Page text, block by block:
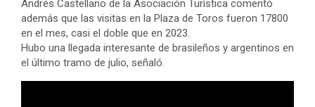
Andrés Castellano de la Asociación Turística comentó
además que las visitas en la Plaza de Toros fueron 17800
en el mes, casi el doble que en 2023.
Hubo una llegada interesante de brasileños y argentinos en
el último tramo de julio, señaló.